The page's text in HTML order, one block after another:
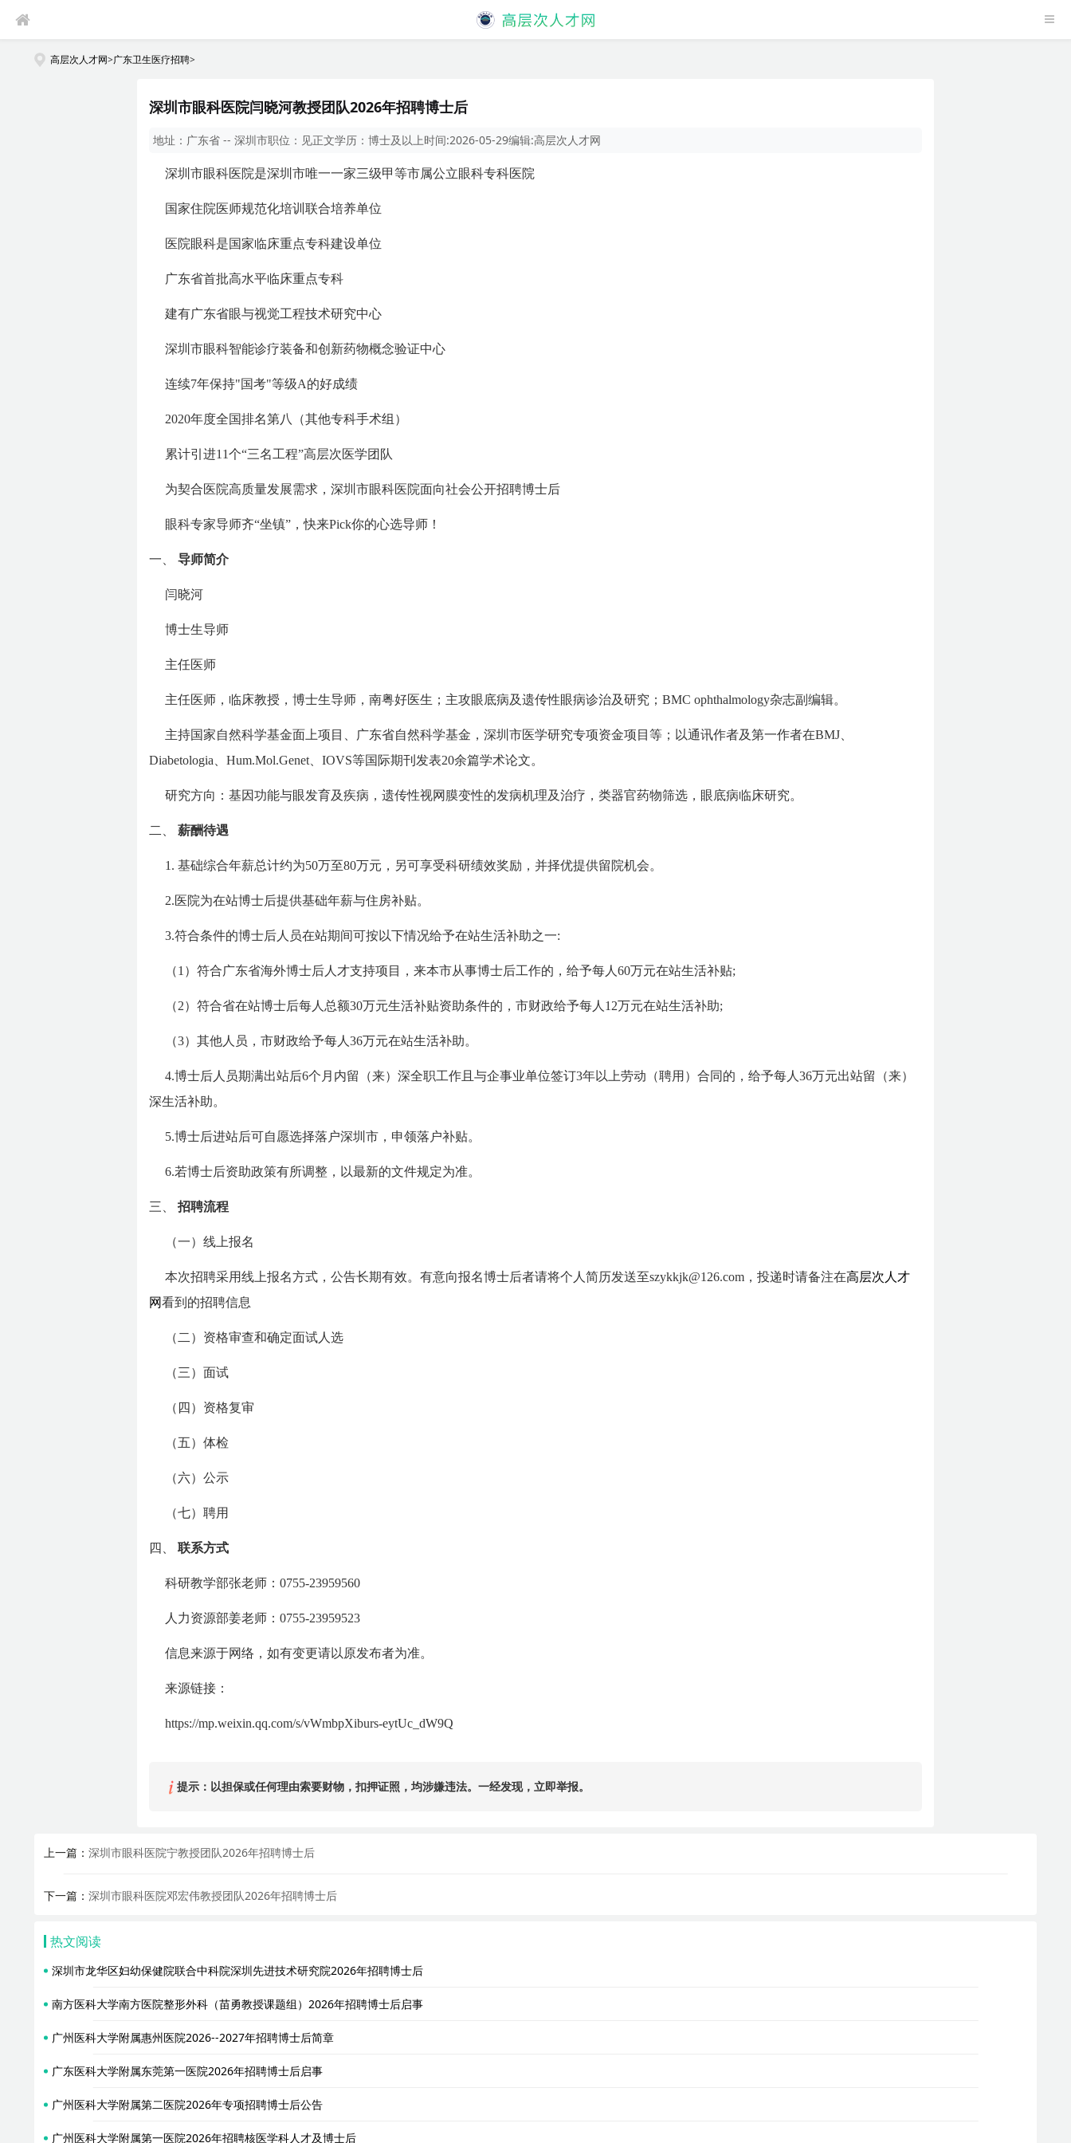
高层次人才网>广东卫生医疗招聘>
深圳市眼科医院闫晓河教授团队2026年招聘博士后
地址： 广东省 -- 深圳市职位： 见正文学历： 博士及以上时间:2026-05-29编辑:高层次人才网
深圳市眼科医院是深圳市唯一一家三级甲等市属公立眼科专科医院
国家住院医师规范化培训联合培养单位
医院眼科是国家临床重点专科建设单位
广东省首批高水平临床重点专科
建有广东省眼与视觉工程技术研究中心
深圳市眼科智能诊疗装备和创新药物概念验证中心
连续7年保持"国考"等级A的好成绩
2020年度全国排名第八（其他专科手术组）
累计引进11个“三名工程”高层次医学团队
为契合医院高质量发展需求，深圳市眼科医院面向社会公开招聘博士后
眼科专家导师齐“坐镇”，快来Pick你的心选导师！
一、 导师简介
闫晓河
博士生导师
主任医师
主任医师，临床教授，博士生导师，南粤好医生；主攻眼底病及遗传性眼病诊治及研究；BMC ophthalmology杂志副编辑。
主持国家自然科学基金面上项目、广东省自然科学基金，深圳市医学研究专项资金项目等；以通讯作者及第一作者在BMJ、
Diabetologia、Hum.Mol.Genet、IOVS等国际期刊发表20余篇学术论文。
研究方向：基因功能与眼发育及疾病，遗传性视网膜变性的发病机理及治疗，类器官药物筛选，眼底病临床研究。
二、 薪酬待遇
1. 基础综合年薪总计约为50万至80万元，另可享受科研绩效奖励，并择优提供留院机会。
2.医院为在站博士后提供基础年薪与住房补贴。
3.符合条件的博士后人员在站期间可按以下情况给予在站生活补助之一:
（1）符合广东省海外博士后人才支持项目，来本市从事博士后工作的，给予每人60万元在站生活补贴;
（2）符合省在站博士后每人总额30万元生活补贴资助条件的，市财政给予每人12万元在站生活补助;
（3）其他人员，市财政给予每人36万元在站生活补助。
4.博士后人员期满出站后6个月内留（来）深全职工作且与企事业单位签订3年以上劳动（聘用）合同的，给予每人36万元出站留（来）
深生活补助。
5.博士后进站后可自愿选择落户深圳市，申领落户补贴。
6.若博士后资助政策有所调整，以最新的文件规定为准。
三、 招聘流程
（一）线上报名
本次招聘采用线上报名方式，公告长期有效。有意向报名博士后者请将个人简历发送至szykkjk@126.com，投递时请备注在高层次人才
网看到的招聘信息
（二）资格审查和确定面试人选
（三）面试
（四）资格复审
（五）体检
（六）公示
（七）聘用
四、 联系方式
科研教学部张老师：0755-23959560
人力资源部姜老师：0755-23959523
信息来源于网络，如有变更请以原发布者为准。
来源链接：
https://mp.weixin.qq.com/s/vWmbpXiburs-eytUc_dW9Q
提示：以担保或任何理由索要财物，扣押证照，均涉嫌违法。一经发现，立即举报。
上一篇：深圳市眼科医院宁教授团队2026年招聘博士后
下一篇：深圳市眼科医院邓宏伟教授团队2026年招聘博士后
热文阅读
深圳市龙华区妇幼保健院联合中科院深圳先进技术研究院2026年招聘博士后
南方医科大学南方医院整形外科（苗勇教授课题组）2026年招聘博士后启事
广州医科大学附属惠州医院2026--2027年招聘博士后简章
广东医科大学附属东莞第一医院2026年招聘博士后启事
广州医科大学附属第二医院2026年专项招聘博士后公告
广州医科大学附属第一医院2026年招聘核医学科人才及博士后